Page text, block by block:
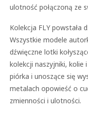
ulotność połączoną ze
Kolekcja FLY powstała
Wszystkie modele
dźwięczne lotki
kolekcji naszyjniki, kolie
piórka i unoszące się
metalach opowieść o
zmienności i ulotności.